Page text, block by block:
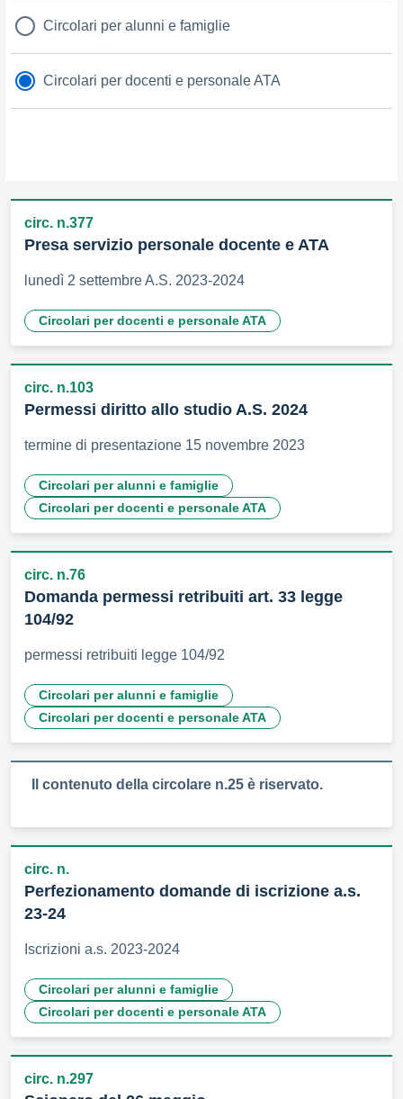
Circolari per alunni e famiglie
Circolari per docenti e personale ATA
circ. n.377
Presa servizio personale docente e ATA
lunedì 2 settembre A.S. 2023-2024
Circolari per docenti e personale ATA
circ. n.103
Permessi diritto allo studio A.S. 2024
termine di presentazione 15 novembre 2023
Circolari per alunni e famiglie
Circolari per docenti e personale ATA
circ. n.76
Domanda permessi retribuiti art. 33 legge
104/92
permessi retribuiti legge 104/92
Circolari per alunni e famiglie
Circolari per docenti e personale ATA
Il contenuto della circolare n.25 è riservato.
circ. n.
Perfezionamento domande di iscrizione a.s.
23-24
Iscrizioni a.s. 2023-2024
Circolari per alunni e famiglie
Circolari per docenti e personale ATA
circ. n.297